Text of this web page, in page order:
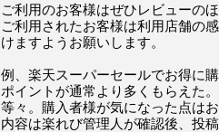
ご利用のお客様はぜひレビューの
ご利用されたお客様は利用店舗の
けますようお願いします。
例、楽天スーパーセールでお得に
ポイントが通常より多くもらえた
等々。購入者様が気になった点は
内容は楽れび管理人が確認後、投稿